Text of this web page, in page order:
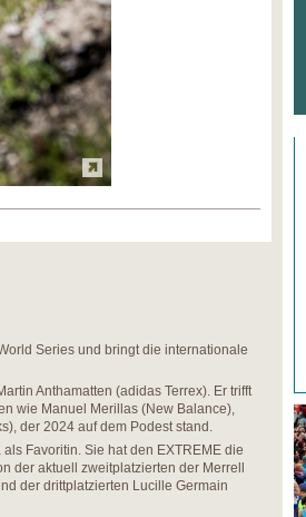
Series und bringt die internationale
Anthamatten (adidas Terrex). Er trifft
wie Manuel Merillas (New Balance),
der 2024 auf dem Podest stand.
Favoritin. Sie hat den EXTREME die
der aktuell zweitplatzierten der Merrell
der drittplatzierten Lucille Germain